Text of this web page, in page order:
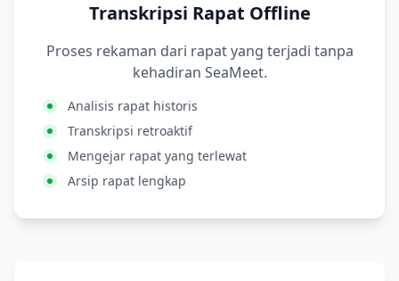
Transkripsi Rapat Offline
Proses rekaman dari rapat yang terjadi tanpa
kehadiran SeaMeet.
Analisis rapat historis
Transkripsi retroaktif
Mengejar rapat yang terlewat
Arsip rapat lengkap